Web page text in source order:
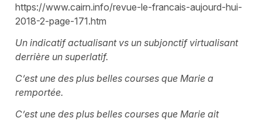
https://www.cairn.info/revue-le-francais-aujourd-hui-
2018-2-page-171.htm
Un indicatif actualisant vs un subjonctif virtualisant
derrière un superlatif.
C’est une des plus belles courses que Marie a
remportée.
C’est une des plus belles courses que Marie ait